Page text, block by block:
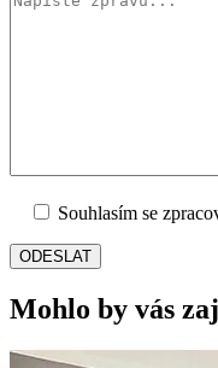
Souhlasím se
Mohlo by vás